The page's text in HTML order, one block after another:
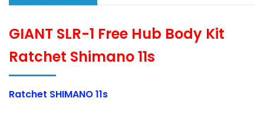
GIANT SLR-1 Free Hub Body Kit
Ratchet Shimano 11s
Ratchet SHIMANO 11s